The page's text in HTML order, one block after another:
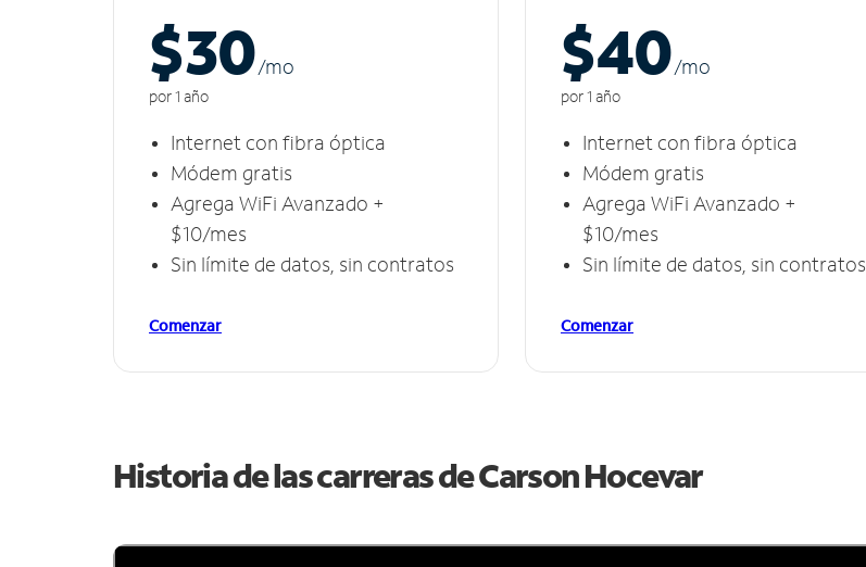
$30/mo
por 1 año
Internet con fibra óptica
Módem gratis
Agrega WiFi Avanzado +
$10/mes
Sin límite de datos, sin contratos
Comenzar
$40/mo
por 1 año
Internet con fibra óptica
Módem gratis
Agrega WiFi Avanzado +
$10/mes
Sin límite de datos, sin contratos
Comenzar
Historia de las carreras de Carson Hocevar